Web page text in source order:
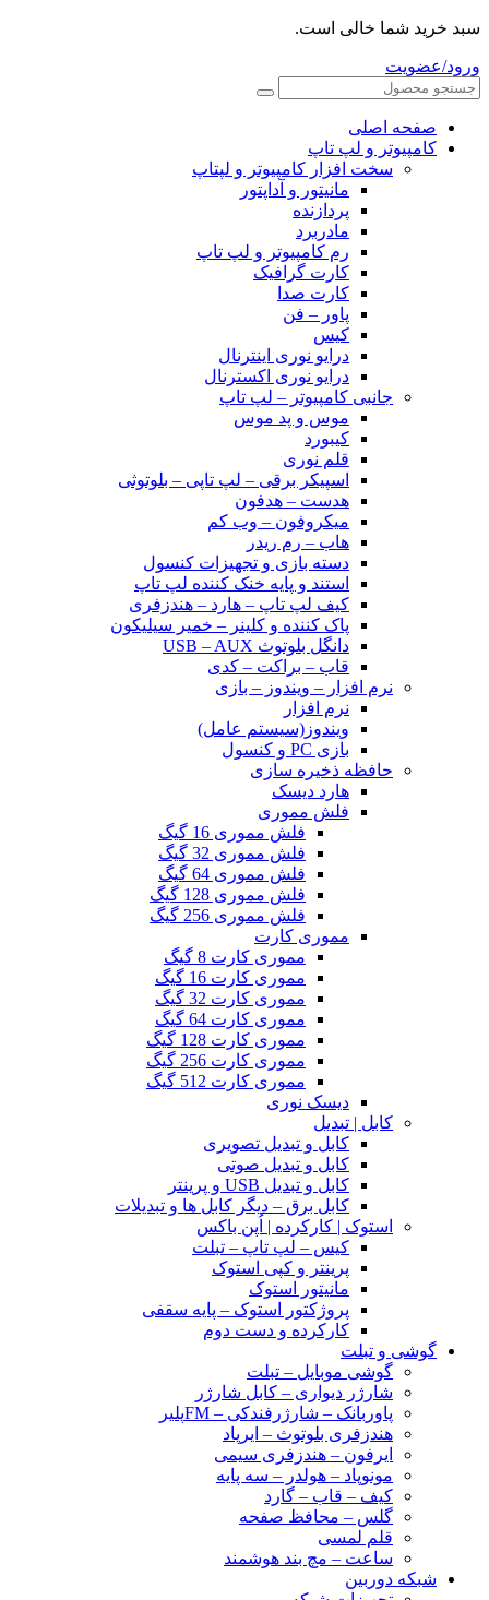
سبد خرید شما خالی است.
ورود/عضویت
صفحه اصلی
کامپیوتر و‌‌‌‌‌ لپ تاپ
سخت افزار کامپیوتر و لپتاپ
مانیتور و آداپتور
پردازنده
مادربرد
رم کامپیوتر و لپ تاپ
کارت گرافیک
کارت صدا
پاور – فن
کیس
درایو نوری اینترنال
درایو نوری اکسترنال
جانبی کامپیوتر – لپ تاپ
موس و پد موس
کیبورد
قلم نوری
اسپیکر برقی – لپ تاپی – بلوتوثی
هدست – هدفون
میکروفون – وب کم
هاب – رم ریدر
دسته بازی و تجهیزات کنسول
استند و پایه خنک کننده لپ تاپ
کیف لپ تاپ – هارد – هندزفری
پاک کننده و کلینر – خمیر سیلیکون
دانگل بلوتوث USB – AUX
قاب – براکت – کدی
نرم افزار – ویندوز – بازی
نرم افزار
ویندوز(سیستم عامل)
بازی PC و کنسول
حافظه ذخیره سازی
هارد دیسک
فلش مموری
فلش مموری 16 گیگ
فلش مموری 32 گیگ
فلش مموری 64 گیگ
فلش مموری 128 گیگ
فلش مموری 256 گیگ
مموری کارت
مموری کارت 8 گیگ
مموری کارت 16 گیگ
مموری کارت 32 گیگ
مموری کارت 64 گیگ
مموری کارت 128 گیگ
مموری کارت 256 گیگ
مموری کارت 512 گیگ
دیسک نوری
کابل | تبدیل
کابل و تبدیل تصویری
کابل و تبدیل صوتی
کابل و تبدیل USB و پرینتر
کابل برق – دیگر کابل ها و تبدیلات
استوک | کارکرده | اُپن باکس
کیس – لپ تاپ – تبلت
پرینتر و کپی استوک
مانیتور استوک
پروژکتور استوک – پایه سقفی
کارکرده و دست دوم
گوشی و تبلت
گوشی موبایل – تبلت
شارژر دیواری – کابل شارژر
پاوربانک – شارژرفندکی – FMپلیر
هندزفری بلوتوث – ایرپاد
ایرفون – هندزفری سیمی
مونوپاد – هولدر – سه پایه
کیف – قاب – گارد
گلس – محافظ صفحه
قلم لمسی
ساعت – مچ بند هوشمند
شبکه دوربین